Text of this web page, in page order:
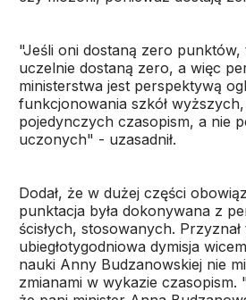
"Jeśli oni dostaną zero
uczelnie dostaną zero, a więc
ministerstwa jest perspektywą
funkcjonowania szkół
pojedynczych czasopism, a nie
uczonych" - uzasadnił.
Dodał, że w dużej części
punktacja była dokonywana z
ścisłych, stosowanych. Przyznał
ubiegłotygodniowa dymisja
nauki Anny Budzanowskiej nie
zmianami w wykazie